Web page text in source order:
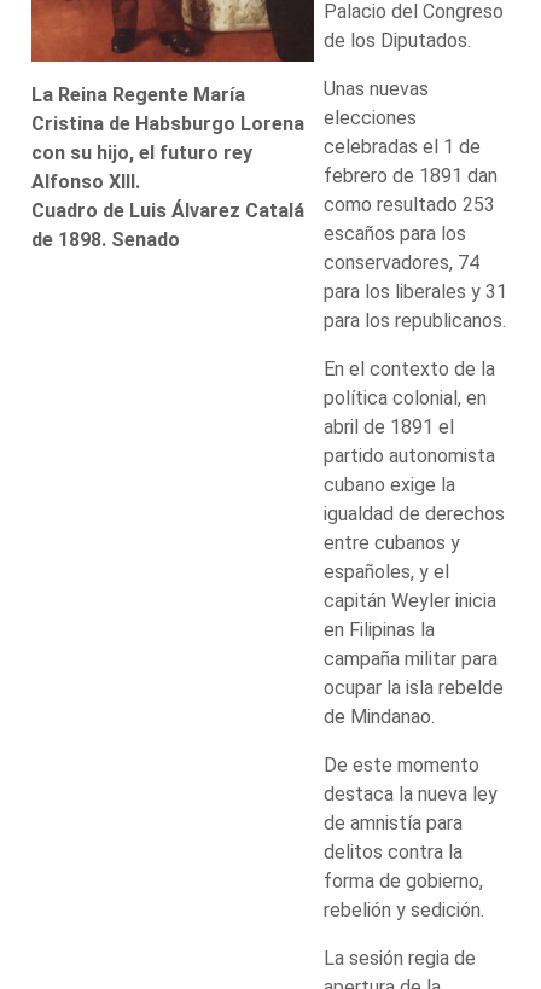
La Reina Regente María
Cristina de Habsburgo Lorena
con su hijo, el futuro rey
Alfonso XIII.
Cuadro de Luis Álvarez Catalá
de 1898. Senado
Palacio del Congreso
de los Diputados.
Unas nuevas
elecciones
celebradas el 1 de
febrero de 1891 dan
como resultado 253
escaños para los
conservadores, 74
para los liberales y 31
para los republicanos.
En el contexto de la
política colonial, en
abril de 1891 el
partido autonomista
cubano exige la
igualdad de derechos
entre cubanos y
españoles, y el
capitán Weyler inicia
en Filipinas la
campaña militar para
ocupar la isla rebelde
de Mindanao.
De este momento
destaca la nueva ley
de amnistía para
delitos contra la
forma de gobierno,
rebelión y sedición.
La sesión regia de